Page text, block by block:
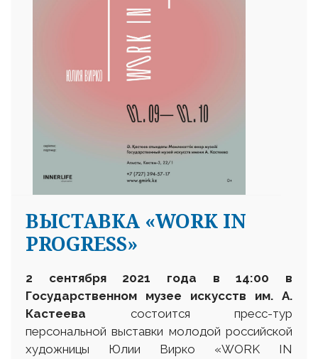
ВЫСТАВКА «WORK IN
PROGRESS»
2 сентября 2021 года в 14:00 в
Государственном музее искусств им. А.
Кастеева состоится пресс-тур
персональной выставки молодой российской
художницы Юлии Вирко «WORK IN